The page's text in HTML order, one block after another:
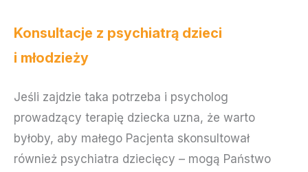
Konsultacje z psychiatrą dzieci
i młodzieży
Jeśli zajdzie taka potrzeba i psycholog
prowadzący terapię dziecka uzna, że warto
byłoby, aby małego Pacjenta skonsultował
również psychiatra dziecięcy – mogą Państwo